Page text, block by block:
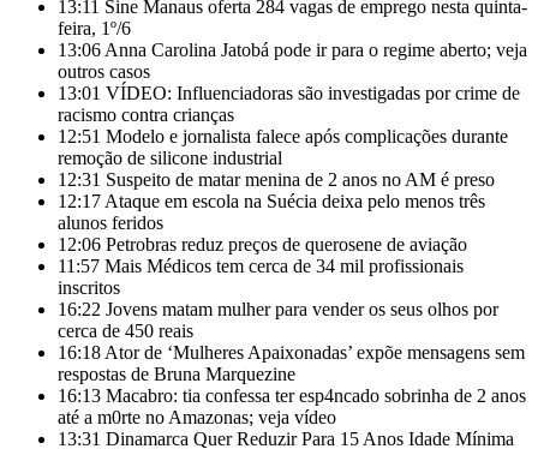
13:11 Sine Manaus oferta 284 vagas de emprego nesta quinta-
feira, 1º/6
13:06 Anna Carolina Jatobá pode ir para o regime aberto; veja
outros casos
13:01 VÍDEO: Influenciadoras são investigadas por crime de
racismo contra crianças
12:51 Modelo e jornalista falece após complicações durante
remoção de silicone industrial
12:31 Suspeito de matar menina de 2 anos no AM é preso
12:17 Ataque em escola na Suécia deixa pelo menos três
alunos feridos
12:06 Petrobras reduz preços de querosene de aviação
11:57 Mais Médicos tem cerca de 34 mil profissionais
inscritos
16:22 Jovens matam mulher para vender os seus olhos por
cerca de 450 reais
16:18 Ator de ‘Mulheres Apaixonadas’ expõe mensagens sem
respostas de Bruna Marquezine
16:13 Macabro: tia confessa ter esp4ncado sobrinha de 2 anos
até a m0rte no Amazonas; veja vídeo
13:31 Dinamarca Quer Reduzir Para 15 Anos Idade Mínima